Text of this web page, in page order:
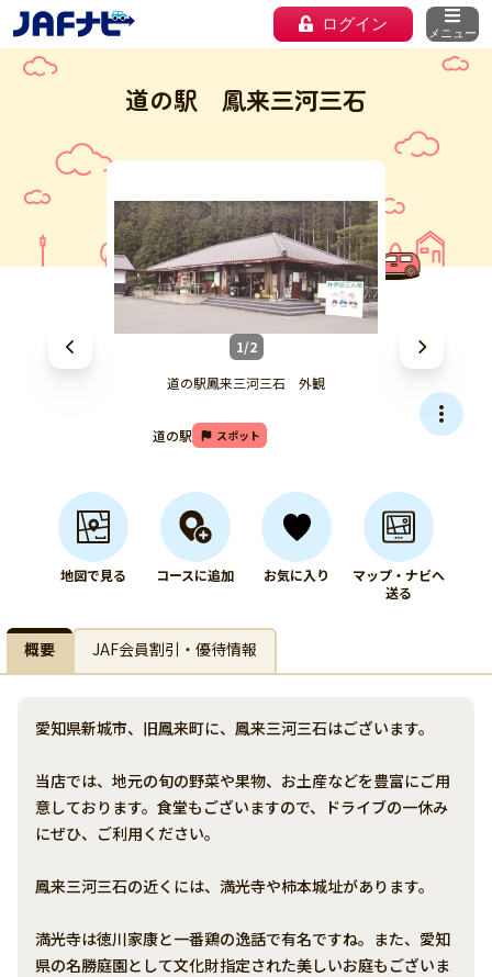
ログイン メニュー
道の駅 鳳来三河三石
1/2
道の駅鳳来三河三石 外観
道の駅 スポット
地図で見る コースに追加 お気に入り
マップ・ナビへ
送る
概要 JAF会員割引・優待情報
愛知県新城市、旧鳳来町に、鳳来三河三石はございます。
当店では、地元の旬の野菜や果物、お土産などを豊富にご用
意しております。食堂もございますので、ドライブの一休み
にぜひ、ご利用ください。
鳳来三河三石の近くには、満光寺や柿本城址があります。
満光寺は徳川家康と一番鶏の逸話で有名ですね。また、愛知
県の名勝庭園として文化財指定された美しいお庭もございま